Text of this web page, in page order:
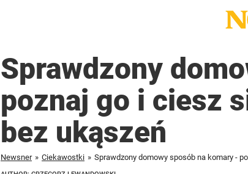
Sprawdzony
poznaj go i ciesz
bez ukąszeń
Newsner » Ciekawostki » Sprawdzony domowy sposób na komary -